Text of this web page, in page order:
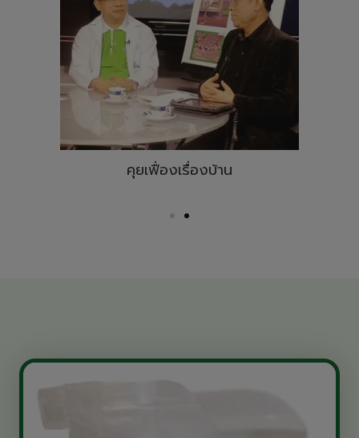
คุยเฟื่องเรื่องบ้าน